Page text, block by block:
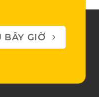
BÂY GIỜ